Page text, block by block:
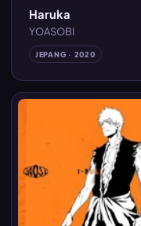
Haruka
YOASOBI
JEPANG · 2020